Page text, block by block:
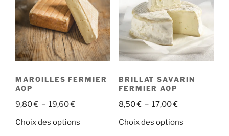
MAROILLES FERMIER
AOP
9,80€ – 19,60€Plage
prix :
Choix des options
BRILLAT SAVARIN
FERMIER AOP
8,50€ – 17,00€Plage
prix :
Choix des optionsCe